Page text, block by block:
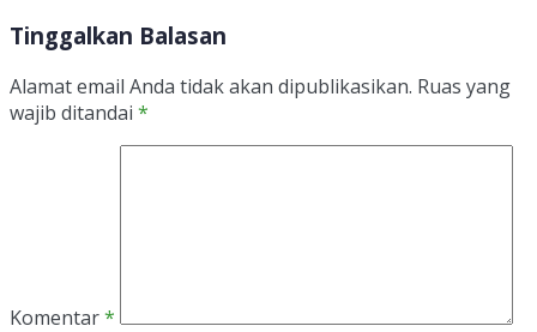
Tinggalkan Balasan
Alamat email Anda tidak akan dipublikasikan. Ruas yang
wajib ditandai *
Komentar*